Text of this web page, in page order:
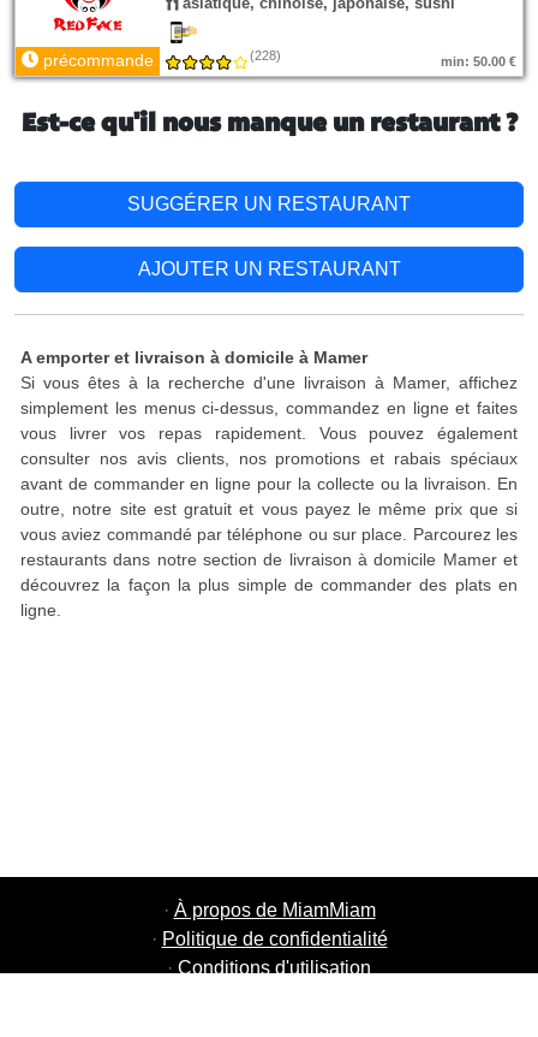
précommande (228) min: 50.00 €
Est-ce qu'il nous manque un restaurant ?
SUGGÉRER UN RESTAURANT
AJOUTER UN RESTAURANT
A emporter et livraison à domicile à Mamer
Si vous êtes à la recherche d'une livraison à Mamer, affichez
simplement les menus ci-dessus, commandez en ligne et faites
vous livrer vos repas rapidement. Vous pouvez également
consulter nos avis clients, nos promotions et rabais spéciaux
avant de commander en ligne pour la collecte ou la livraison. En
outre, notre site est gratuit et vous payez le même prix que si
vous aviez commandé par téléphone ou sur place. Parcourez les
restaurants dans notre section de livraison à domicile Mamer et
découvrez la façon la plus simple de commander des plats en
ligne.
· À propos de MiamMiam
· Politique de confidentialité
· Conditions d'utilisation